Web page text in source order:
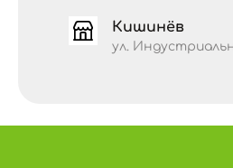
Кишинёв
ул.